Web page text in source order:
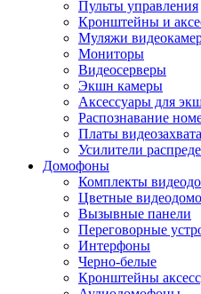
Пульты управления
Кронштейны и
Муляжи
Мониторы
Видеосерверы
Экшн камеры
Аксессуары для
Распознавание
Платы видеозахвата
Усилители
Домофоны
Комплекты
Цветные
Вызывные панели
Переговорные
Интерфоны
Черно-белые
Кронштейны